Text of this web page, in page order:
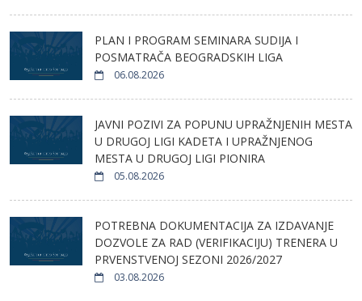
PLAN I PROGRAM SEMINARA SUDIJA I
POSMATRAČA BEOGRADSKIH LIGA
06.08.2026
JAVNI POZIVI ZA POPUNU UPRAŽNJENIH MESTA
U DRUGOJ LIGI KADETA I UPRAŽNJENOG
MESTA U DRUGOJ LIGI PIONIRA
05.08.2026
POTREBNA DOKUMENTACIJA ZA IZDAVANJE
DOZVOLE ZA RAD (VERIFIKACIJU) TRENERA U
PRVENSTVENOJ SEZONI 2026/2027
03.08.2026